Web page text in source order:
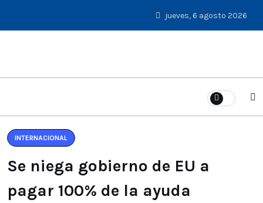
jueves, 6 agosto 2026
INTERNACIONAL
Se niega gobierno de EU a
pagar 100% de la ayuda